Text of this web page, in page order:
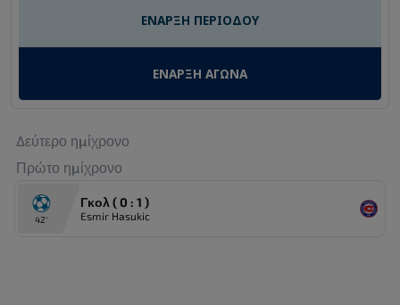
ΕΝΑΡΞΗ ΠΕΡΙΟΔΟΥ
ΕΝΑΡΞΗ ΑΓΩΝΑ
Δεύτερο ημίχρονο
Πρώτο ημίχρονο
42'
Γκολ ( 0 : 1 )
Esmir Hasukic